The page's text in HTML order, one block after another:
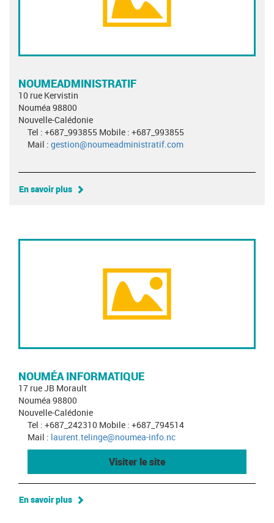
NOUMEADMINISTRATIF
10 rue Kervistin
Nouméa 98800
Nouvelle-Calédonie
Tel : +687_993855 Mobile : +687_993855
Mail : gestion@noumeadministratif.com
En savoir plus
NOUMÉA INFORMATIQUE
17 rue JB Morault
Nouméa 98800
Nouvelle-Calédonie
Tel : +687_242310 Mobile : +687_794514
Mail : laurent.telinge@noumea-info.nc
Visiter le site
En savoir plus